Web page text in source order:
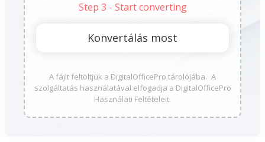
Step 3 - Start converting
A fájlt feltöltjük a DigitalOfficePro tárolójába. A
szolgáltatás használatával elfogadja a DigitalOfficePro
Használati Feltételeit.